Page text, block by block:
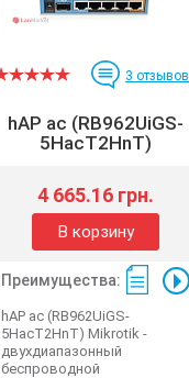
3 отзывов
hAP ac (RB962UiGS-
5HacT2HnT)
4 665.16 грн.
В корзину
Преимущества:
hAP ac (RB962UiGS-
5HacT2HnT) Mikrotik -
двухдиапазонный
беспроводной